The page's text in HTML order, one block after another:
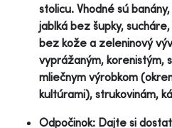
stolicu. Vhodné sú
jablká bez šupky,
bez kože a zeleninový
vyprážaným, korenistým,
mliečnym výrobkom
kultúrami), strukovinám,
Odpočinok: Dajte si